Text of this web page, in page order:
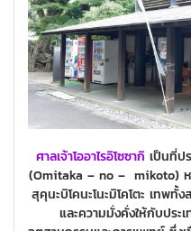
ศาลเจ้าโออาไรอิโซซากิ เป็นที่ป
(Omitaka – no – mikoto) ห
สุคุนะบิโคนะโนะมิโคโตะ เทพ
และความมั่งคั่งให้กับปร